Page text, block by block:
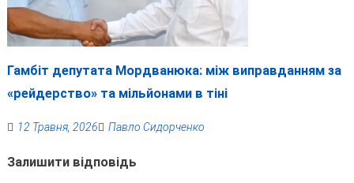
Гамбіт депутата Мордванюка: між виправданням за
«рейдерство» та мільйонами в тіні
12 Травня, 2026 Павло Сидорченко
Залишити відповідь